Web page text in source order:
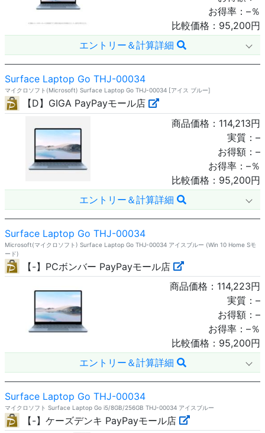
お得率： –％
比較価格： 95,200円
エントリー＆計算詳細
Surface Laptop Go THJ-00034
マイクロソフト(Microsoft) Surface Laptop Go THJ-00034 [アイス ブルー]
【D】GIGA PayPayモール店
商品価格： 114,213円
実質： –
お得額： –
お得率： –％
比較価格： 95,200円
エントリー＆計算詳細
Surface Laptop Go THJ-00034
Microsoft(マイクロソフト) Surface Laptop Go THJ-00034 アイスブルー (Win 10 Home Sモ
ード)
【-】PCボンバー PayPayモール店
商品価格： 114,223円
実質： –
お得額： –
お得率： –％
比較価格： 95,200円
エントリー＆計算詳細
Surface Laptop Go THJ-00034
マイクロソフト Surface Laptop Go i5/8GB/256GB THJ-00034 アイスブルー
【-】ケーズデンキ PayPayモール店